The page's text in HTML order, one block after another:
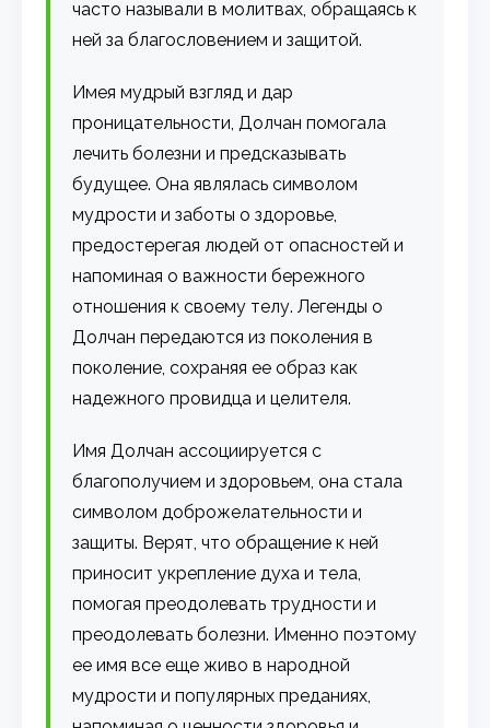
часто называли в молитвах, обращаясь к
ней за благословением и защитой.
Имея мудрый взгляд и дар
проницательности, Долчан помогала
лечить болезни и предсказывать
будущее. Она являлась символом
мудрости и заботы о здоровье,
предостерегая людей от опасностей и
напоминая о важности бережного
отношения к своему телу. Легенды о
Долчан передаются из поколения в
поколение, сохраняя ее образ как
надежного провидца и целителя.
Имя Долчан ассоциируется с
благополучием и здоровьем, она стала
символом доброжелательности и
защиты. Верят, что обращение к ней
приносит укрепление духа и тела,
помогая преодолевать трудности и
преодолевать болезни. Именно поэтому
ее имя все еще живо в народной
мудрости и популярных преданиях,